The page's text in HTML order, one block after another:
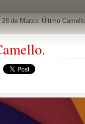
28 de Marzo: Último